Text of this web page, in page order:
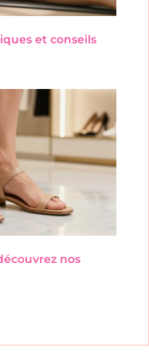
et conseils
nos